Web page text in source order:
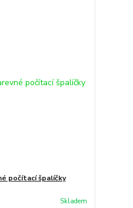
počítací špalíčky
Skladem